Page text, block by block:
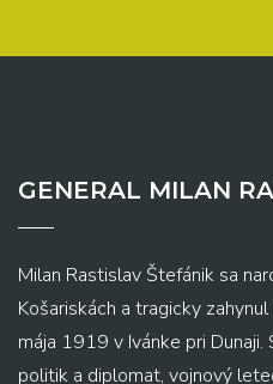
GENERAL MILAN
Milan Rastislav Štefánik sa
Košariskách a tragicky
mája 1919 v Ivánke pri
politik a diplomat, vojnový